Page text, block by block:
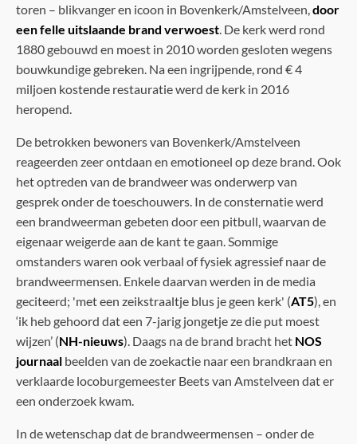
toren – blikvanger en icoon in Bovenkerk/Amstelveen,door
een felle uitslaande brand verwoest. De kerk werd rond
1880 gebouwd en moest in 2010 worden gesloten wegens
bouwkundige gebreken. Na een ingrijpende, rond € 4
miljoen kostende restauratie werd de kerk in 2016
heropend.
De betrokken bewoners van Bovenkerk/Amstelveen
reageerden zeer ontdaan en emotioneel op deze brand. Ook
het optreden van de brandweer was onderwerp van
gesprek onder de toeschouwers. In de consternatie werd
een brandweerman gebeten door een pitbull, waarvan de
eigenaar weigerde aan de kant te gaan. Sommige
omstanders waren ook verbaal of fysiek agressief naar de
brandweermensen. Enkele daarvan werden in de media
geciteerd; 'met een zeikstraaltje blus je geen kerk' (AT5), en
‘ik heb gehoord dat een 7-jarig jongetje ze die put moest
wijzen’ (NH-nieuws). Daags na de brand bracht het NOS
journaal beelden van de zoekactie naar een brandkraan en
verklaarde locoburgemeester Beets van Amstelveen dat er
een onderzoek kwam.
In de wetenschap dat de brandweermensen – onder de